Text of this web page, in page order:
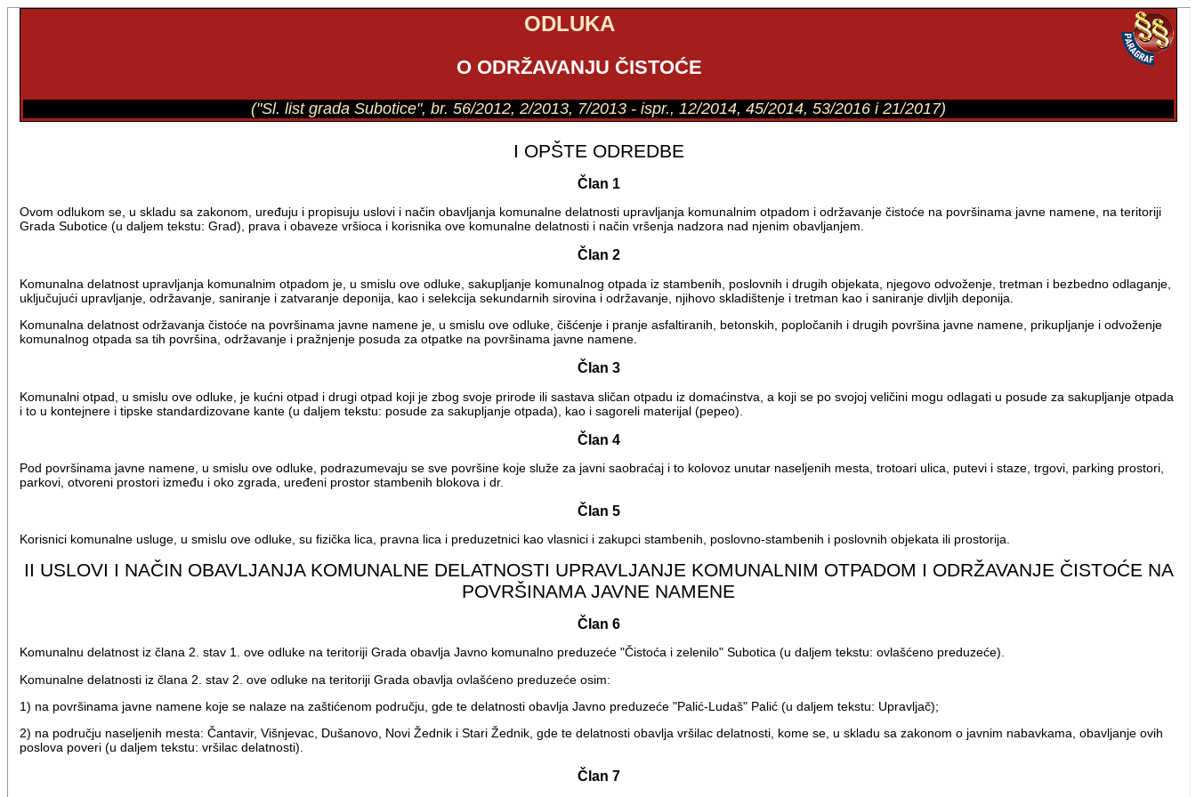
ODLUKA
O ODRŽAVANJU ČISTOĆE
("Sl. list grada Subotice", br. 56/2012, 2/2013, 7/2013 - ispr., 12/2014, 45/2014, 53/2016 i 21/2017)
I OPŠTE ODREDBE
Član 1
Ovom odlukom se, u skladu sa zakonom, uređuju i propisuju uslovi i način obavljanja komunalne delatnosti upravljanja komunalnim otpadom i održavanje čistoće na površinama javne namene, na teritoriji
Grada Subotice (u daljem tekstu: Grad), prava i obaveze vršioca i korisnika ove komunalne delatnosti i način vršenja nadzora nad njenim obavljanjem.
Član 2
Komunalna delatnost upravljanja komunalnim otpadom je, u smislu ove odluke, sakupljanje komunalnog otpada iz stambenih, poslovnih i drugih objekata, njegovo odvoženje, tretman i bezbedno odlaganje,
uključujući upravljanje, održavanje, saniranje i zatvaranje deponija, kao i selekcija sekundarnih sirovina i održavanje, njihovo skladištenje i tretman kao i saniranje divljih deponija.
Komunalna delatnost održavanja čistoće na površinama javne namene je, u smislu ove odluke, čišćenje i pranje asfaltiranih, betonskih, popločanih i drugih površina javne namene, prikupljanje i odvoženje
komunalnog otpada sa tih površina, održavanje i pražnjenje posuda za otpatke na površinama javne namene.
Član 3
Komunalni otpad, u smislu ove odluke, je kućni otpad i drugi otpad koji je zbog svoje prirode ili sastava sličan otpadu iz domaćinstva, a koji se po svojoj veličini mogu odlagati u posude za sakupljanje otpada
i to u kontejnere i tipske standardizovane kante (u daljem tekstu: posude za sakupljanje otpada), kao i sagoreli materijal (pepeo).
Član 4
Pod površinama javne namene, u smislu ove odluke, podrazumevaju se sve površine koje služe za javni saobraćaj i to kolovoz unutar naseljenih mesta, trotoari ulica, putevi i staze, trgovi, parking prostori,
parkovi, otvoreni prostori između i oko zgrada, uređeni prostor stambenih blokova i dr.
Član 5
Korisnici komunalne usluge, u smislu ove odluke, su fizička lica, pravna lica i preduzetnici kao vlasnici i zakupci stambenih, poslovno-stambenih i poslovnih objekata ili prostorija.
II USLOVI I NAČIN OBAVLJANJA KOMUNALNE DELATNOSTI UPRAVLJANJE KOMUNALNIM OTPADOM I ODRŽAVANJE ČISTOĆE NA
POVRŠINAMA JAVNE NAMENE
Član 6
Komunalnu delatnost iz člana 2. stav 1. ove odluke na teritoriji Grada obavlja Javno komunalno preduzeće "Čistoća i zelenilo" Subotica (u daljem tekstu: ovlašćeno preduzeće).
Komunalne delatnosti iz člana 2. stav 2. ove odluke na teritoriji Grada obavlja ovlašćeno preduzeće osim:
1) na površinama javne namene koje se nalaze na zaštićenom području, gde te delatnosti obavlja Javno preduzeće "Palić-Ludaš" Palić (u daljem tekstu: Upravljač);
2) na području naseljenih mesta: Čantavir, Višnjevac, Dušanovo, Novi Žednik i Stari Žednik, gde te delatnosti obavlja vršilac delatnosti, kome se, u skladu sa zakonom o javnim nabavkama, obavljanje ovih
poslova poveri (u daljem tekstu: vršilac delatnosti).
Član 7